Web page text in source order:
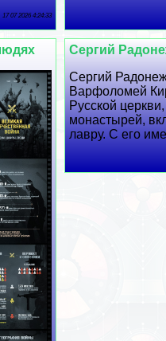
17 07 2026 4:24:33
Сергий
Сергий
Варфоломей
Русской
монастырей,
лавру. С его